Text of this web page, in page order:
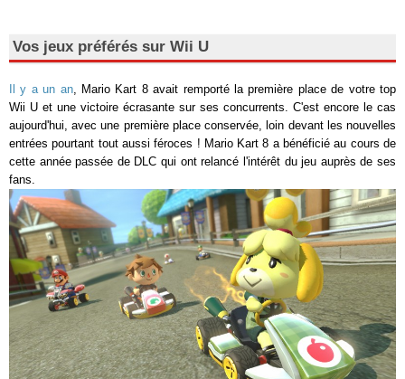
Vos jeux préférés sur Wii U
Il y a un an, Mario Kart 8 avait remporté la première place de votre top
Wii U et une victoire écrasante sur ses concurrents. C'est encore le cas
aujourd'hui, avec une première place conservée, loin devant les nouvelles
entrées pourtant tout aussi féroces ! Mario Kart 8 a bénéficié au cours de
cette année passée de DLC qui ont relancé l'intérêt du jeu auprès de ses
fans.